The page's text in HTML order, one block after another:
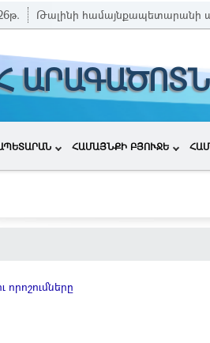
Թալինի համայնքապետարանի
ՀԱՄԱՅՆՔԻ ԲՅՈՒՋԵ